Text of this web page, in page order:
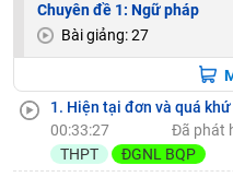
Chuyên đề 1: Ngữ pháp
Bài giảng: 27
1. Hiện tại đơn và quá
00:33:27
Đã phát
THPT
ĐGNL BQP